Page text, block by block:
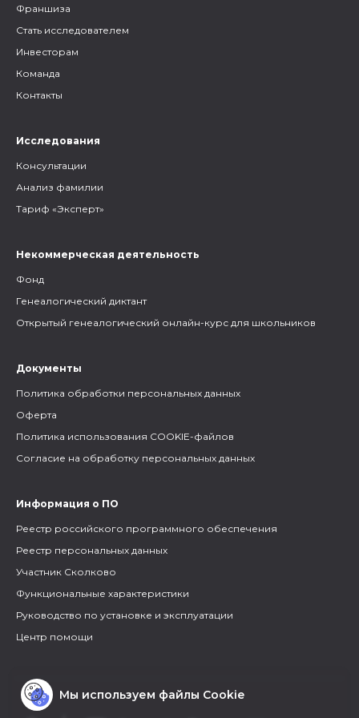
Франшиза
Стать исследователем
Инвесторам
Команда
Контакты
Исследования
Консультации
Анализ фамилии
Тариф «Эксперт»
Некоммерческая деятельность
Фонд
Генеалогический диктант
Открытый генеалогический онлайн-курс для школьников
Документы
Политика обработки персональных данных
Оферта
Политика использования COOKIE-файлов
Согласие на обработку персональных данных
Информация о ПО
Реестр российского программного обеспечения
Реестр персональных данных
Участник Сколково
Функциональные характеристики
Руководство по установке и эксплуатации
Центр помощи
Мы используем файлы Cookie